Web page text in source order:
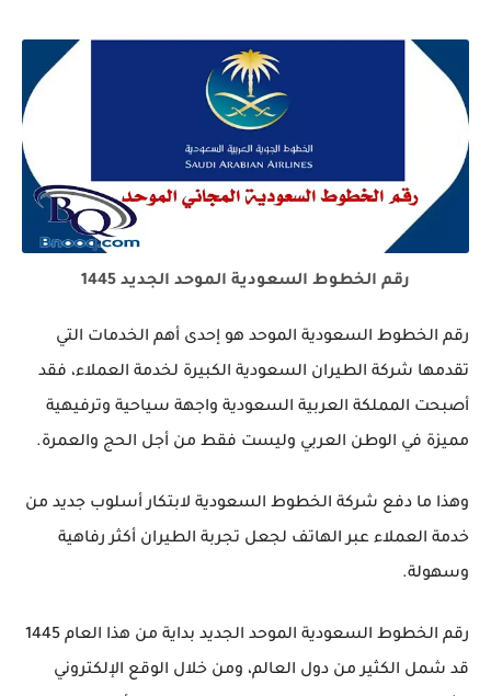
رقم الخطوط السعودية الموحد الجديد 1445
رقم الخطوط السعودية الموحد هو إحدى أهم الخدمات التي
تقدمها شركة الطيران السعودية الكبيرة لخدمة العملاء، فقد
أصبحت المملكة العربية السعودية واجهة سياحية وترفيهية
مميزة في الوطن العربي وليست فقط من أجل الحج والعمرة.
وهذا ما دفع شركة الخطوط السعودية لابتكار أسلوب جديد من
خدمة العملاء عبر الهاتف لجعل تجربة الطيران أكثر رفاهية
وسهولة.
رقم الخطوط السعودية الموحد الجديد بداية من هذا العام 1445
قد شمل الكثير من دول العالم، ومن خلال الوقع الإلكتروني